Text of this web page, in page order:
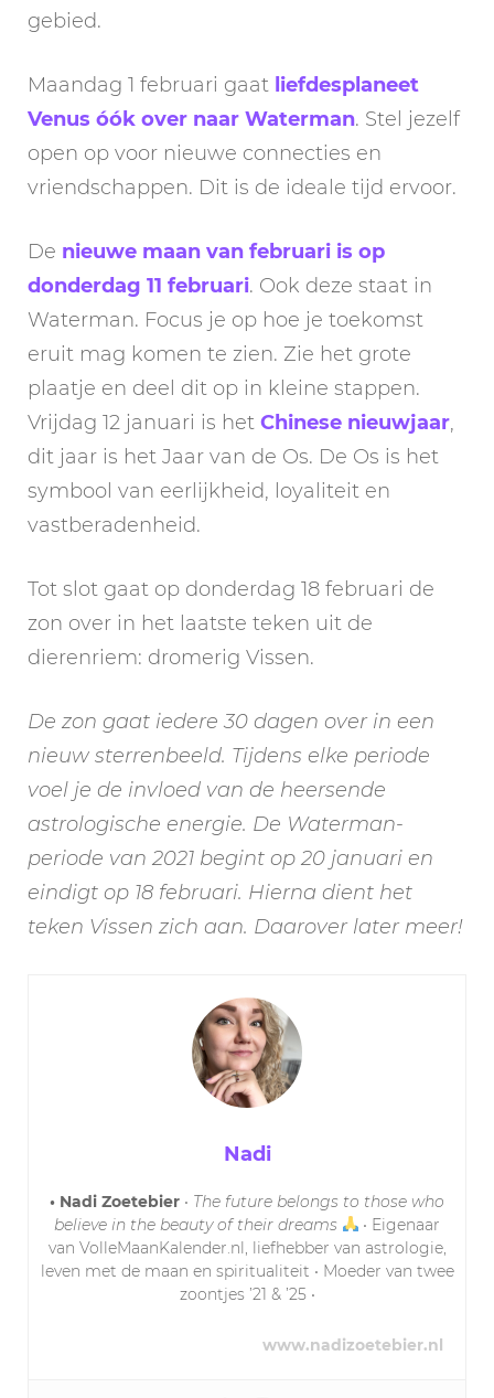
gebied.
Maandag 1 februari gaat liefdesplaneet
Venus óók over naar Waterman. Stel jezelf
open op voor nieuwe connecties en
vriendschappen. Dit is de ideale tijd ervoor.
De nieuwe maan van februari is op
donderdag 11 februari. Ook deze staat in
Waterman. Focus je op hoe je toekomst
eruit mag komen te zien. Zie het grote
plaatje en deel dit op in kleine stappen.
Vrijdag 12 januari is het Chinese nieuwjaar,
dit jaar is het Jaar van de Os. De Os is het
symbool van eerlijkheid, loyaliteit en
vastberadenheid.
Tot slot gaat op donderdag 18 februari de
zon over in het laatste teken uit de
dierenriem: dromerig Vissen.
De zon gaat iedere 30 dagen over in een
nieuw sterrenbeeld. Tijdens elke periode
voel je de invloed van de heersende
astrologische energie. De Waterman-
periode van 2021 begint op 20 januari en
eindigt op 18 februari. Hierna dient het
teken Vissen zich aan. Daarover later meer!
Nadi
• Nadi Zoetebier • The future belongs to those who
believe in the beauty of their dreams
• Eigenaar
van VolleMaanKalender.nl, liefhebber van astrologie,
leven met de maan en spiritualiteit • Moeder van twee
zoontjes ’21 & ’25 •
www.nadizoetebier.nl